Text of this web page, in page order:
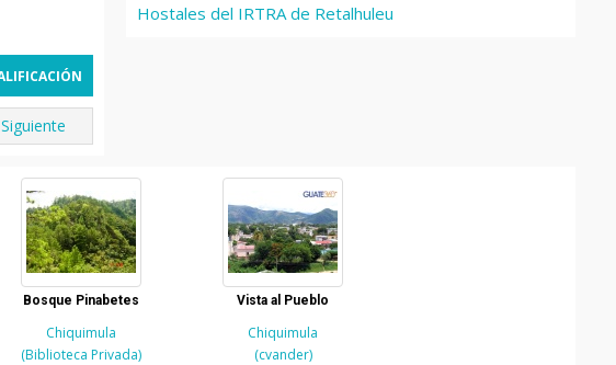
Siguiente
Hostales del IRTRA de Retalhuleu
Bosque Pinabetes
Chiquimula
(Biblioteca Privada)
Vista al Pueblo
Chiquimula
(cvander)